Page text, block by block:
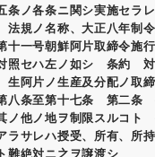
条ノ各条ニ関シ実施セラ
規ノ名称、大正八年制
十一号朝鮮阿片取締令施
照セハ左ノ如シ 条約
阿片ノ生産及分配ノ取
八条至第十七条 第二条
ノ他ノ地ヲ制限スルコト
ラサレハ授受、所有、所
難絶対ニ之ヲ譲渡シ